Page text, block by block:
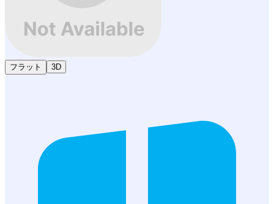
フラット 3D